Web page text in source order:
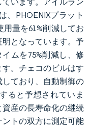
、PHOENIXプラット
量を61%削減してお
となっています。予
ムを75%削減し、修
。チェコのビルはす
しており、自動制御の
ると予想されていま
産の長寿命化の継続
トの双方に測定可能